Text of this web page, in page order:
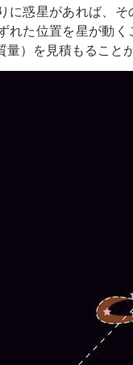
に惑星があれば、
れた位置を星が動
）を見積もること